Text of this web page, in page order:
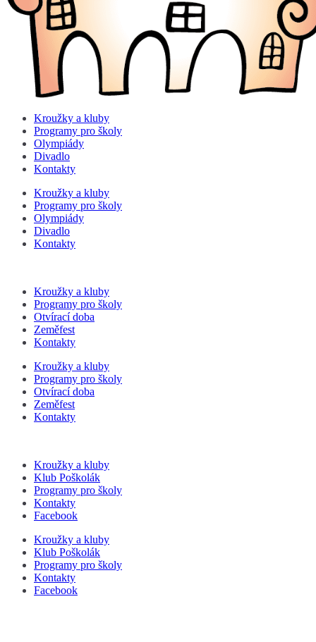
Kroužky a kluby
Programy pro školy
Olympiády
Divadlo
Kontakty
Kroužky a kluby
Programy pro školy
Olympiády
Divadlo
Kontakty
Kroužky a kluby
Programy pro školy
Otvírací doba
Zeměfest
Kontakty
Kroužky a kluby
Programy pro školy
Otvírací doba
Zeměfest
Kontakty
Kroužky a kluby
Klub Poškolák
Programy pro školy
Kontakty
Facebook
Kroužky a kluby
Klub Poškolák
Programy pro školy
Kontakty
Facebook